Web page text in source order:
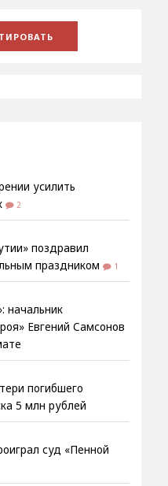
усилить
2
поздравил
праздником
1
начальник
Евгений Самсонов
погибшего
5 млн рублей
суд «Пенной